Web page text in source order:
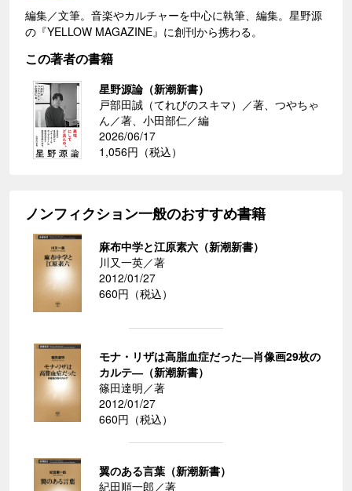
編集／文筆。音楽やカルチャーを中心に執筆、編集。星野源
の『YELLOW MAGAZINE』に創刊から携わる。
この著者の書籍
星野源論（新潮新書）
戸部田誠（てれびのスキマ）／著、つやちゃ
ん／著、小田部仁／編
2026/06/17
1,056円（税込）
ノンフィクション一般のおすすめ書籍
麻布中学と江原素六（新潮新書）
川又一英／著
2012/01/27
660円（税込）
モナ・リザは高脂血症だった―肖像画29枚の
カルテ―（新潮新書）
篠田達明／著
2012/01/27
660円（税込）
翼のある言葉（新潮新書）
紀田順一郎／著